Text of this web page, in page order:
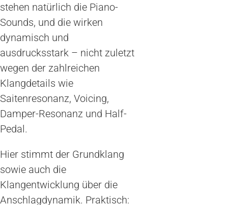
stehen natürlich die Piano-
Sounds, und die wirken
dynamisch und
ausdrucksstark – nicht zuletzt
wegen der zahlreichen
Klangdetails wie
Saitenresonanz, Voicing,
Damper-Resonanz und Half-
Pedal.
Hier stimmt der Grundklang
sowie auch die
Klangentwicklung über die
Anschlagdynamik. Praktisch: